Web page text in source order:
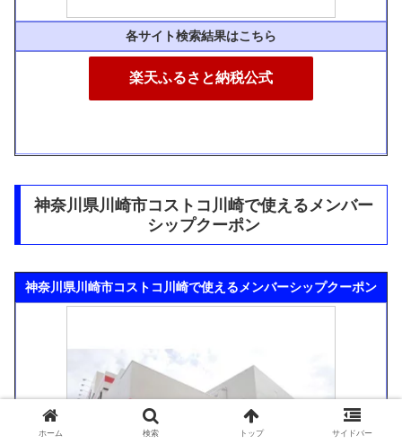
各サイト検索結果はこちら
楽天ふるさと納税公式
神奈川県川崎市コストコ川崎で使えるメンバー
シップクーポン
神奈川県川崎市コストコ川崎で使えるメンバーシップクーポン
ホーム 検索 トップ サイドバー